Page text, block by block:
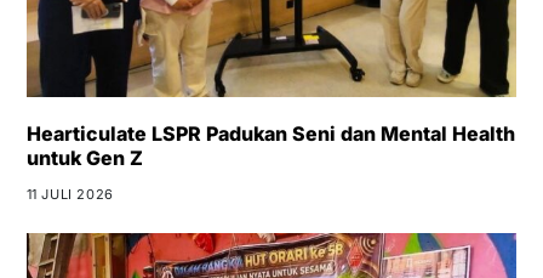
Hearticulate LSPR Padukan Seni dan Mental Health
untuk Gen Z
11 JULI 2026